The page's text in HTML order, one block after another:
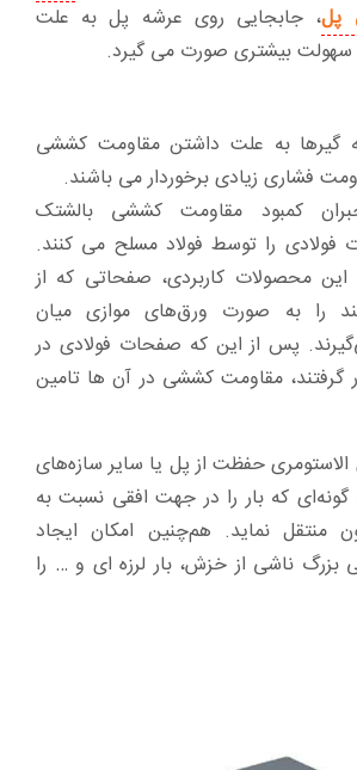
پل، جابجایی روی عرشه پل به علت
سهولت بیشتری صورت می گیرد.
گیر‌ها به علت داشتن مقاومت کششی
فشاری زیادی برخوردار می باشند.
کمبود مقاومت کششی بالشتک
فولادی را توسط فولاد مسلح می کنند.
محصولات کاربردی، صفحاتی که از
را به صورت ورق‌های موازی میان
پس از این که صفحات فولادی در
گرفتند، مقاومت کششی در آن ها تامین
حفظت از پل یا سایر سازه‌های
که بار را در جهت افقی نسبت به
منتقل نماید. هم‌چنین امکان ایجاد
بزرگ ناشی از خزش، بار لرزه ای و … را